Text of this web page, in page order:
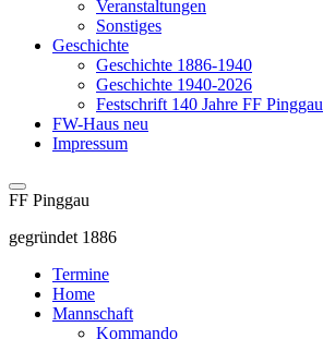
Veranstaltungen
Sonstiges
Geschichte
Geschichte 1886-1940
Geschichte 1940-2026
Festschrift 140 Jahre FF Pinggau
FW-Haus neu
Impressum
FF Pinggau
gegründet 1886
Termine
Home
Mannschaft
Kommando